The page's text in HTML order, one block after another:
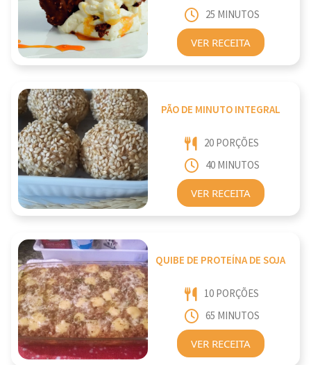
25 MINUTOS
VER RECEITA
PÃO DE MINUTO INTEGRAL
20 PORÇÕES
40 MINUTOS
VER RECEITA
QUIBE DE PROTEÍNA DE SOJA
10 PORÇÕES
65 MINUTOS
VER RECEITA